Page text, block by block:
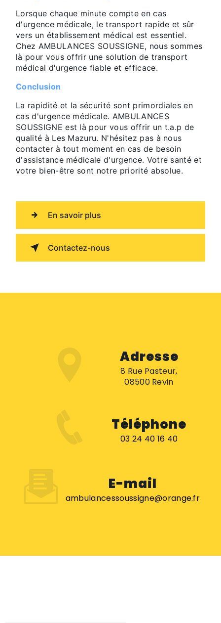
Lorsque chaque minute compte en cas
d'urgence médicale, le transport rapide et sûr
vers un établissement médical est essentiel.
Chez AMBULANCES SOUSSIGNE, nous sommes
là pour vous offrir une solution de transport
médical d'urgence fiable et efficace.
Conclusion
La rapidité et la sécurité sont primordiales en
cas d'urgence médicale. AMBULANCES
SOUSSIGNE est là pour vous offrir un t.a.p de
qualité à Les Mazuru. N'hésitez pas à nous
contacter à tout moment en cas de besoin
d'assistance médicale d'urgence. Votre santé et
votre bien-être sont notre priorité absolue.
En savoir plus
Contactez-nous
Adresse
8 Rue Pasteur,
08500 Revin
Téléphone
03 24 40 16 40
E-mail
ambulancessoussigne@orange.fr